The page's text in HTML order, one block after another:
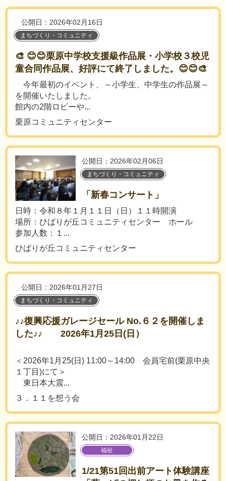
公開日：2026年02月16日
まちづくり・コミュニティ
🎨 😊😊栗原中学校支援級作品展・小学校３校児
童合同作品展、好評にて終了しました。😊😊🎨
今年最初のイベント、～小学生、中学生の作品展～
を開催いたしました。
館内の2階ロビーや...
栗原コミュニティセンター
公開日：2026年02月06日
まちづくり・コミュニティ
「新春コンサート」
日時：令和８年１月１１日（日）１１時開演
場所：ひばりが丘コミュニティセンター ホール
参加人数：１...
ひばりが丘コミュニティセンター
公開日：2026年01月27日
まちづくり・コミュニティ
♪♪復興応援ガレージセール No.６２を開催しま
した♪♪ 2026年1月25日(日）
＜2026年1月25(日) 11:00～14:00 会員宅前(栗原中央
１丁目)にて＞
東日本大震...
３．１１を想う会
公開日：2026年01月22日
福祉
1/21第51回出前アート体験講座